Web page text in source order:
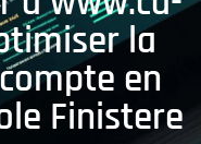
la
en
Finistere